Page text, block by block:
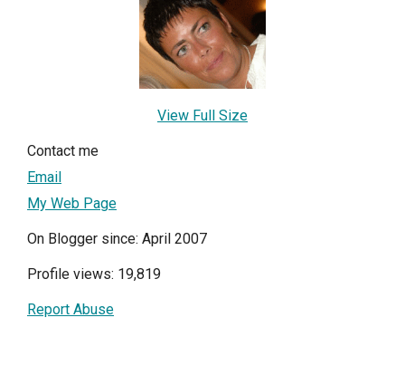
View Full Size
Contact me
Email
My Web Page
On Blogger since: April 2007
Profile views: 19,819
Report Abuse